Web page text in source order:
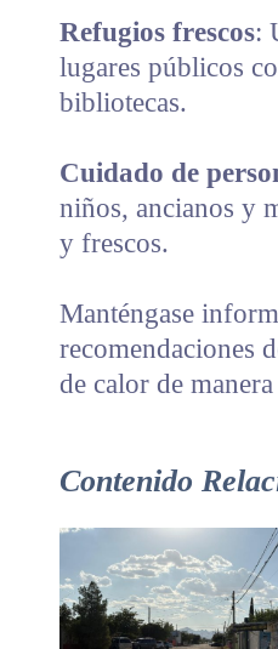
Refugios frescos:
lugares públicos
bibliotecas.
Cuidado de
niños, ancianos y
y frescos.
Manténgase
recomendaciones
de calor de
Contenido